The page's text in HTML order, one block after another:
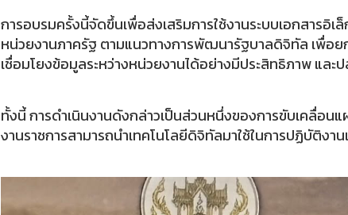
การอบรมครั้งนี้จัดขึ้นเพื่อส่งเสริมการใช้งานระบบเอกสารอิ
หน่วยงานภาครัฐ ตามแนวทางการพัฒนารัฐบาลดิจิทัล เพื่อย
เชื่อมโยงข้อมูลระหว่างหน่วยงานได้อย่างมีประสิทธิภาพ แล
ทั้งนี้ การดำเนินงานดังกล่าวเป็นส่วนหนึ่งของการขับเคลื่อ
งานราชการสามารถนำเทคโนโลยีดิจิทัลมาใช้ในการปฏิบัติงา